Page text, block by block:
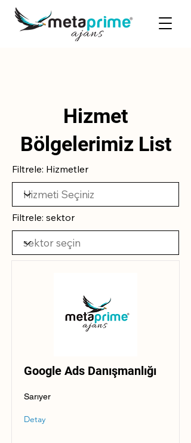
Hizmet
Bölgelerimiz List
Filtrele: Hizmetler
Filtrele: sektor
Google Ads Danışmanlığı
Sarıyer
Detay